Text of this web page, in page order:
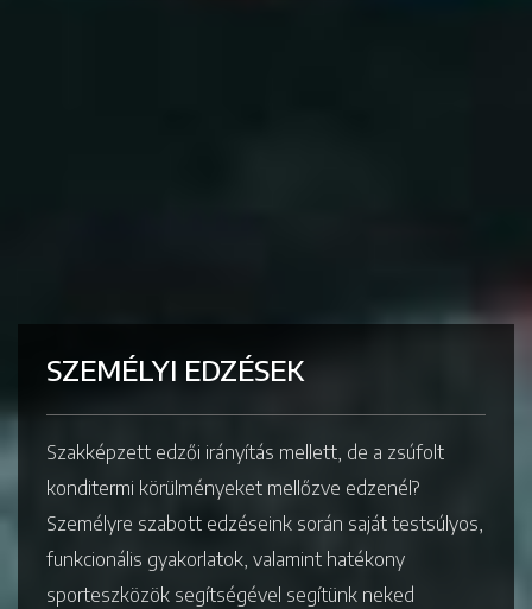
SZEMÉLYI EDZÉSEK
Szakképzett edzői irányítás mellett, de a zsúfolt
konditermi körülményeket mellőzve edzenél?
Személyre szabott edzéseink során saját testsúlyos,
funkcionális gyakorlatok, valamint hatékony
sporteszközök segítségével segítünk neked